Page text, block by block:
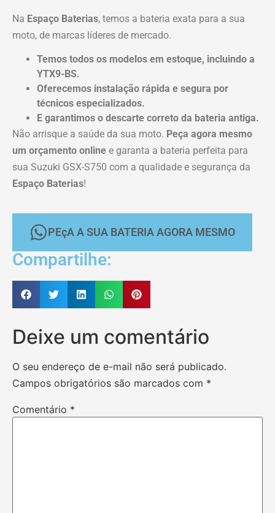
Na Espaço Baterias, temos a bateria exata para a sua
moto, de marcas líderes de mercado.
Temos todos os modelos em estoque, incluindo a
YTX9-BS.
Oferecemos instalação rápida e segura por
técnicos especializados.
E garantimos o descarte correto da bateria antiga.
Não arrisque a saúde da sua moto. Peça agora mesmo
um orçamento online e garanta a bateria perfeita para
sua Suzuki GSX-S750 com a qualidade e segurança da
Espaço Baterias!
PEçA A SUA BATERIA AGORA MESMO
Compartilhe:
Deixe um comentário
O seu endereço de e-mail não será publicado.
Campos obrigatórios são marcados com *
Comentário *